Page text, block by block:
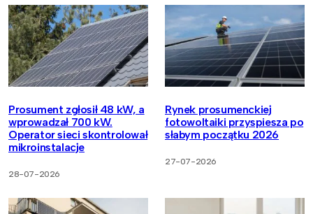
Prosument zgłosił 48 kW, a
wprowadzał 700 kW.
Operator sieci skontrolował
mikroinstalacje
28-07-2026
Rynek prosumenckiej
fotowoltaiki przyspiesza po
słabym początku 2026
27-07-2026